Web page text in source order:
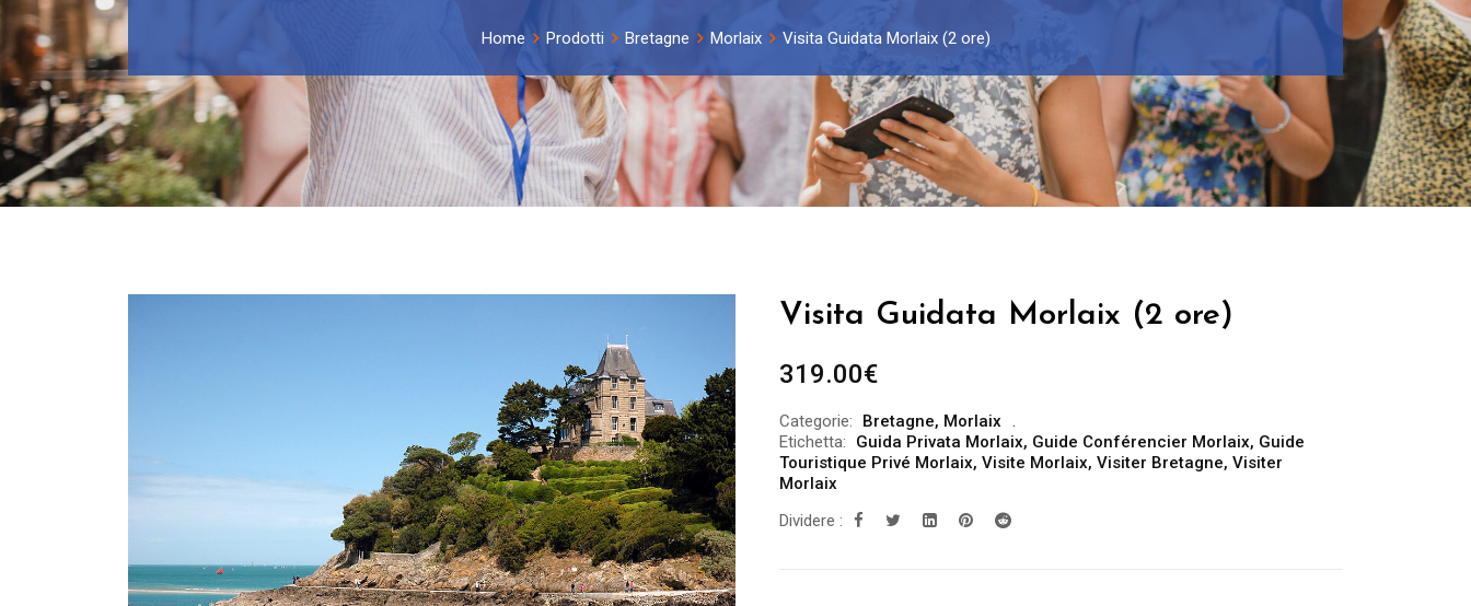
Home Prodotti Bretagne Morlaix Visita Guidata Morlaix (2 ore)
Visita Guidata Morlaix (2 ore)
319.00€
Categorie: Bretagne, Morlaix
Etichetta:
Guida Privata Morlaix, Guide Conférencier Morlaix, Guide
Touristique Privé Morlaix, Visite Morlaix, Visiter Bretagne, Visiter
Morlaix
Dividere :